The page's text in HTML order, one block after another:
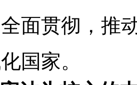
面贯彻，推
国家。